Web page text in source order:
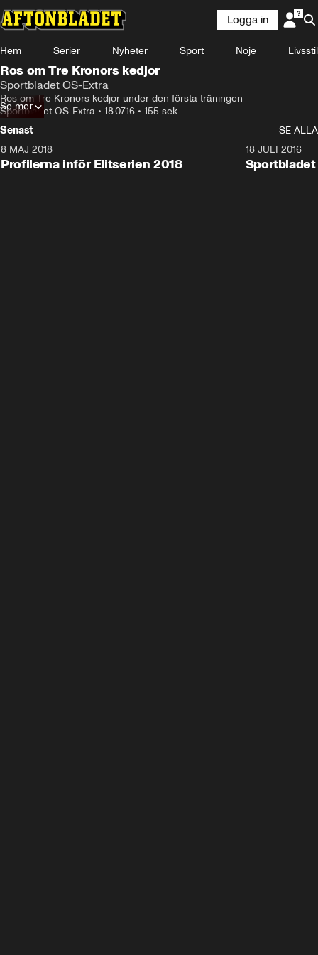
Logga in
Hem Serier Nyheter Sport Nöje Livsstil
Ros om Tre Kronors kedjor
Sportbladet OS-Extra
Ros om Tre Kronors kedjor under den första träningen
Sportbladet OS-Extra • 18.07.16 • 155 sek
Se mer
Senast
SE ALLA
8 MAJ 2018
Profilerna inför Elitserien 2018
18 JULI 2016